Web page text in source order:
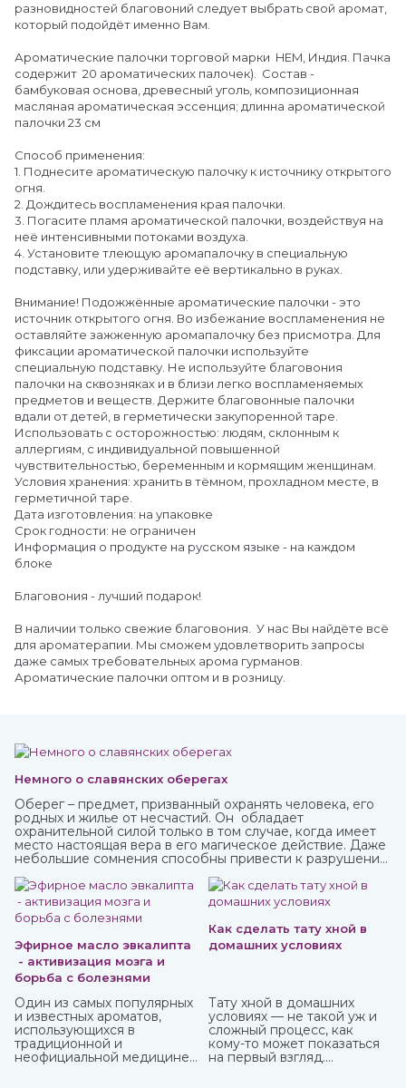
разновидностей благовоний следует выбрать свой аромат,
который подойдёт именно Вам.
Ароматические палочки торговой марки HEM, Индия. Пачка
содержит 20 ароматических палочек). Состав -
бамбуковая основа, древесный уголь, композиционная
масляная ароматическая эссенция; длинна ароматической
палочки 23 см
Способ применения:
1. Поднесите ароматическую палочку к источнику открытого
огня.
2. Дождитесь воспламенения края палочки.
3. Погасите пламя ароматической палочки, воздействуя на
неё интенсивными потоками воздуха.
4. Установите тлеющую аромапалочку в специальную
подставку, или удерживайте её вертикально в руках.
Внимание! Подожжённые ароматические палочки - это
источник открытого огня. Во избежание воспламенения не
оставляйте зажженную аромапалочку без присмотра. Для
фиксации ароматической палочки используйте
специальную подставку. Не используйте благовония
палочки на сквозняках и в близи легко воспламеняемых
предметов и веществ. Держите благовонные палочки
вдали от детей, в герметически закупоренной таре.
Использовать с осторожностью: людям, склонным к
аллергиям, с индивидуальной повышенной
чувствительностью, беременным и кормящим женщинам.
Условия хранения: хранить в тёмном, прохладном месте, в
герметичной таре.
Дата изготовления: на упаковке
Срок годности: не ограничен
Информация о продукте на русском языке - на каждом
блоке
Благовония - лучший подарок!
В наличии только свежие благовония. У нас Вы найдёте всё
для ароматерапии. Мы сможем удовлетворить запросы
даже самых требовательных арома гурманов.
Ароматические палочки оптом и в розницу.
Немного о славянских оберегах
Оберег – предмет, призванный охранять человека, его
родных и жилье от несчастий. Он обладает
охранительной силой только в том случае, когда имеет
место настоящая вера в его магическое действие. Даже
небольшие сомнения способны привести к разрушению
изготавливался.
Эфирное масло эвкалипта
- активизация мозга и
борьба с болезнями
Один из самых популярных
и известных ароматов,
использующихся в
традиционной и
неофициальной медицине,
Как сделать тату хной в
домашних условиях
Тату хной в домашних
условиях — не такой уж и
сложный процесс, как
кому-то может показаться
на первый взгляд.